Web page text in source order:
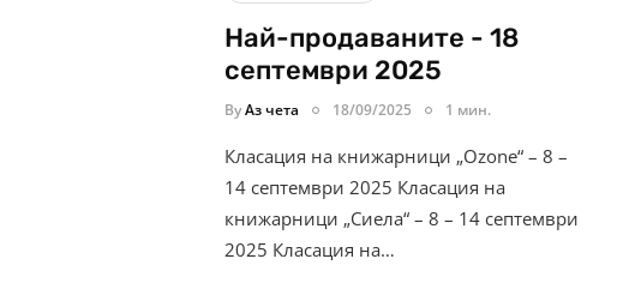
Най-продаваните - 18
септември 2025
ByАз чета 18/09/2025 1 мин.
Класация на книжарници „Ozone“ – 8 –
14 септември 2025 Класация на
книжарници „Сиела“ – 8 – 14 септември
2025 Класация на…